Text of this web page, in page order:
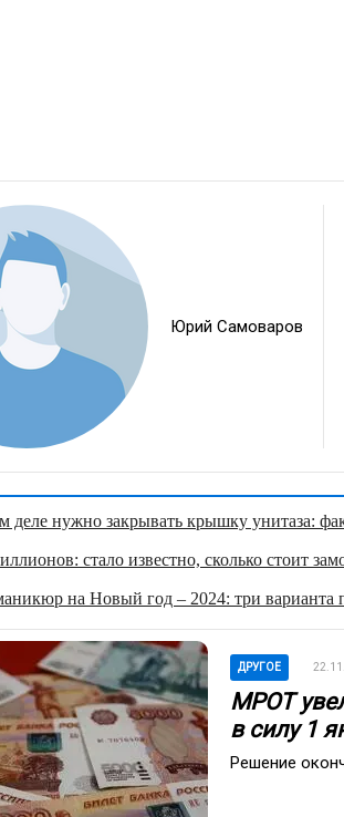
Юрий Самоваров
деле нужно закрывать крышку унитаза:
стало известно, сколько стоит
на Новый год – 2024: три варианта
ДРУГОЕ
МРОТ
в силу 1
Решение